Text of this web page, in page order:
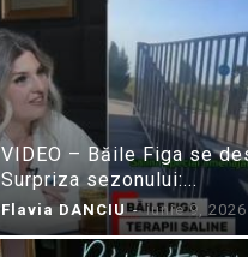
VIDEO – Băile Figa se
Surpriza sezonului:...
Flavia DANCIU - iunie 9, 2026